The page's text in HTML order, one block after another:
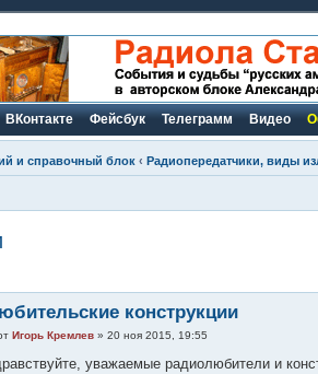
ВКонтакте Фейсбук Телеграмм Видео
и справочный блок ‹ Радиопередатчики, виды
конструкции
Игорь Кремлев» 20 ноя 2015, 19:55
уважаемые радиолюбители и